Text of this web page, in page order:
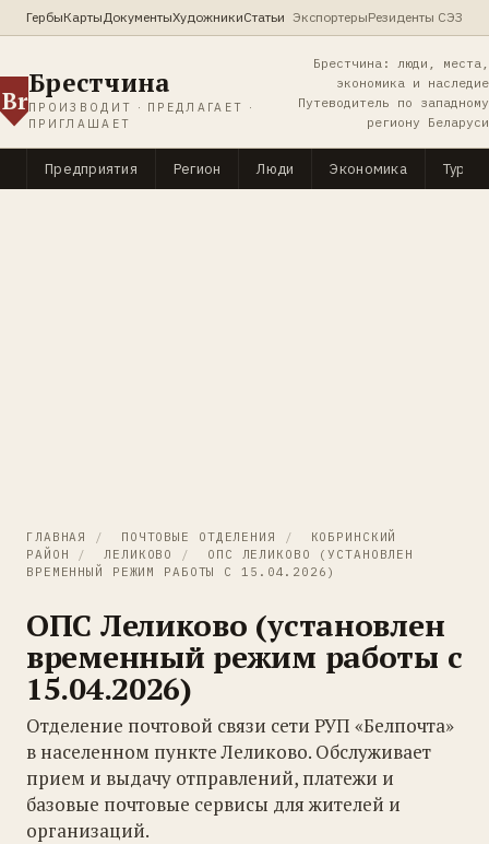
ГербыКартыДокументыХудожникиСтатьи ЭкспортерыРезиденты СЭЗ
Br
Брестчина
ПРОИЗВОДИТ · ПРЕДЛАГАЕТ ·
ПРИГЛАШАЕТ
Брестчина: люди, места,
экономика и наследие
Путеводитель по западному
региону Беларуси
Предприятия Регион Люди Экономика
ГЛАВНАЯ / ПОЧТОВЫЕ ОТДЕЛЕНИЯ /
КОБРИНСКИЙ
РАЙОН
/ ЛЕЛИКОВО /
ОПС ЛЕЛИКОВО (УСТАНОВЛЕН
ВРЕМЕННЫЙ РЕЖИМ РАБОТЫ С 15.04.2026)
ОПС Леликово (установлен
временный режим работы с
15.04.2026)
Отделение почтовой связи сети РУП «Белпочта»
в населенном пункте Леликово. Обслуживает
прием и выдачу отправлений, платежи и
базовые почтовые сервисы для жителей и
организаций.